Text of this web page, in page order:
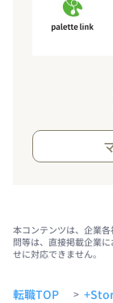
本コンテンツは、企業
問等は、直接掲載企業
せに対応できません。
転職TOP >